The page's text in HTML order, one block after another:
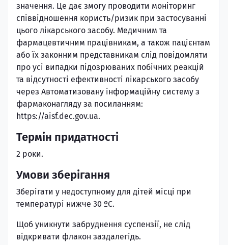
значення. Це дає змогу проводити моніторинг
співвідношення користь/ризик при застосуванні
цього лікарського засобу. Медичним та
фармацевтичним працівникам, а також пацієнтам
або їх законним представникам слід повідомляти
про усі випадки підозрюваних побічних реакцій
та відсутності ефективності лікарського засобу
через Автоматизовану інформаційну систему з
фармаконагляду за посиланням:
https://aisf.dec.gov.ua.
Термін придатності
2 роки.
Умови зберігання
Зберігати у недоступному для дітей місці при
температурі нижче 30 ºС.
Щоб уникнути забруднення суспензії, не слід
відкривати флакон заздалегідь.